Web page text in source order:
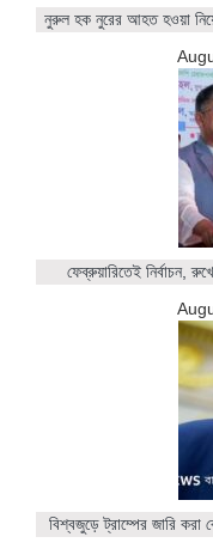
নুরুল হক নুরের আহত হওয়া
ফেব্রুয়ারিতেই নির্বাচন,
বিশ্বজুড়ে ট্রাম্পের জারি করা